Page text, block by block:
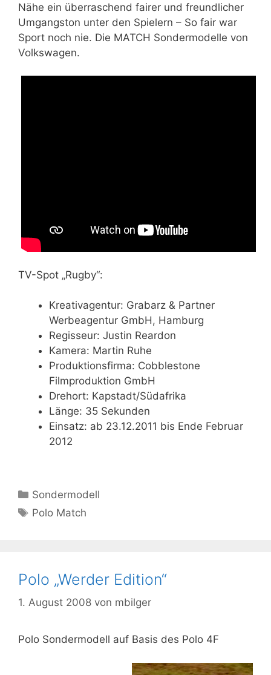
Nähe ein überraschend fairer und freundlicher
Umgangston unter den Spielern – So fair war
Sport noch nie. Die MATCH Sondermodelle von
Volkswagen.
TV-Spot „Rugby“:
Kreativagentur: Grabarz & Partner
Werbeagentur GmbH, Hamburg
Regisseur: Justin Reardon
Kamera: Martin Ruhe
Produktionsfirma: Cobblestone
Filmproduktion GmbH
Drehort: Kapstadt/Südafrika
Länge: 35 Sekunden
Einsatz: ab 23.12.2011 bis Ende Februar
2012
Kategorien
Sondermodell
Schlagwörter
Polo Match
Polo „Werder Edition“
1. August 2008 von mbilger
Polo Sondermodell auf Basis des Polo 4F